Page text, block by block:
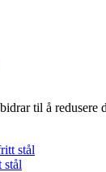
til å redusere
stål